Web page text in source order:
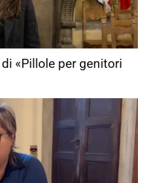
«Pillole per genitori